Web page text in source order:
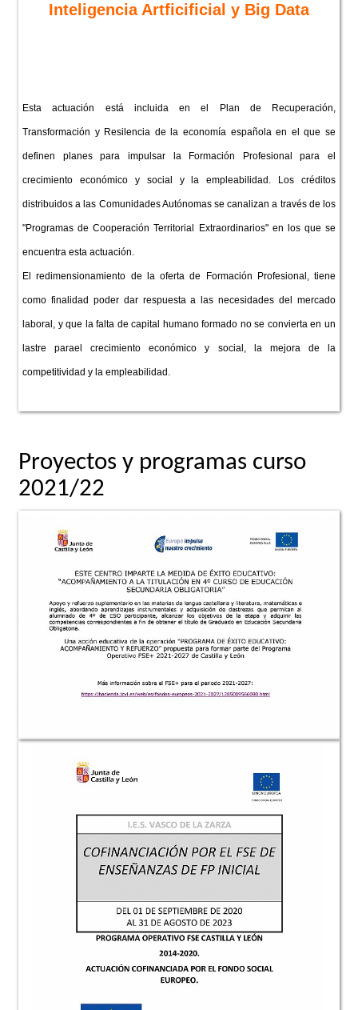
Inteligencia Artficificial y Big Data
Esta actuación está incluida en el Plan de Recuperación,
Transformación y Resilencia de la economía española en el que se
definen planes para impulsar la Formación Profesional para el
crecimiento económico y social y la empleabilidad. Los créditos
distribuidos a las Comunidades Autónomas se canalizan a través de los
"Programas de Cooperación Territorial Extraordinarios" en los que se
encuentra esta actuación.
El redimensionamiento de la oferta de Formación Profesional, tiene
como finalidad poder dar respuesta a las necesidades del mercado
laboral, y que la falta de capital humano formado no se convierta en un
lastre parael crecimiento económico y social, la mejora de la
competitividad y la empleabilidad.
Proyectos y programas curso
2021/22